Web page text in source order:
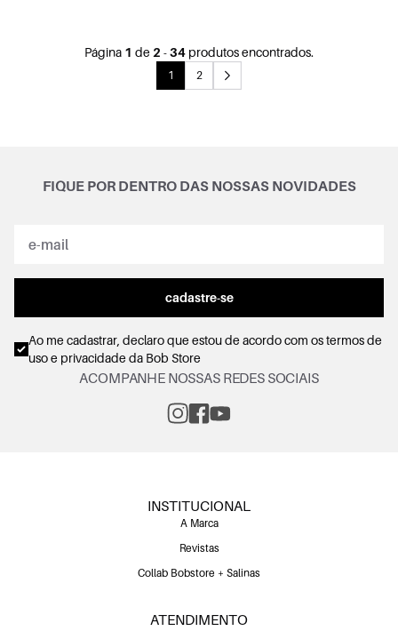
Página 1 de 2 -34 produtos encontrados.
1 2
FIQUE POR DENTRO DAS NOSSAS NOVIDADES
cadastre-se
Ao me cadastrar, declaro que estou de acordo com ostermos de
uso e privacidadeda Bob Store
ACOMPANHE NOSSAS REDES SOCIAIS
INSTITUCIONAL
A Marca
Revistas
Collab Bobstore + Salinas
ATENDIMENTO